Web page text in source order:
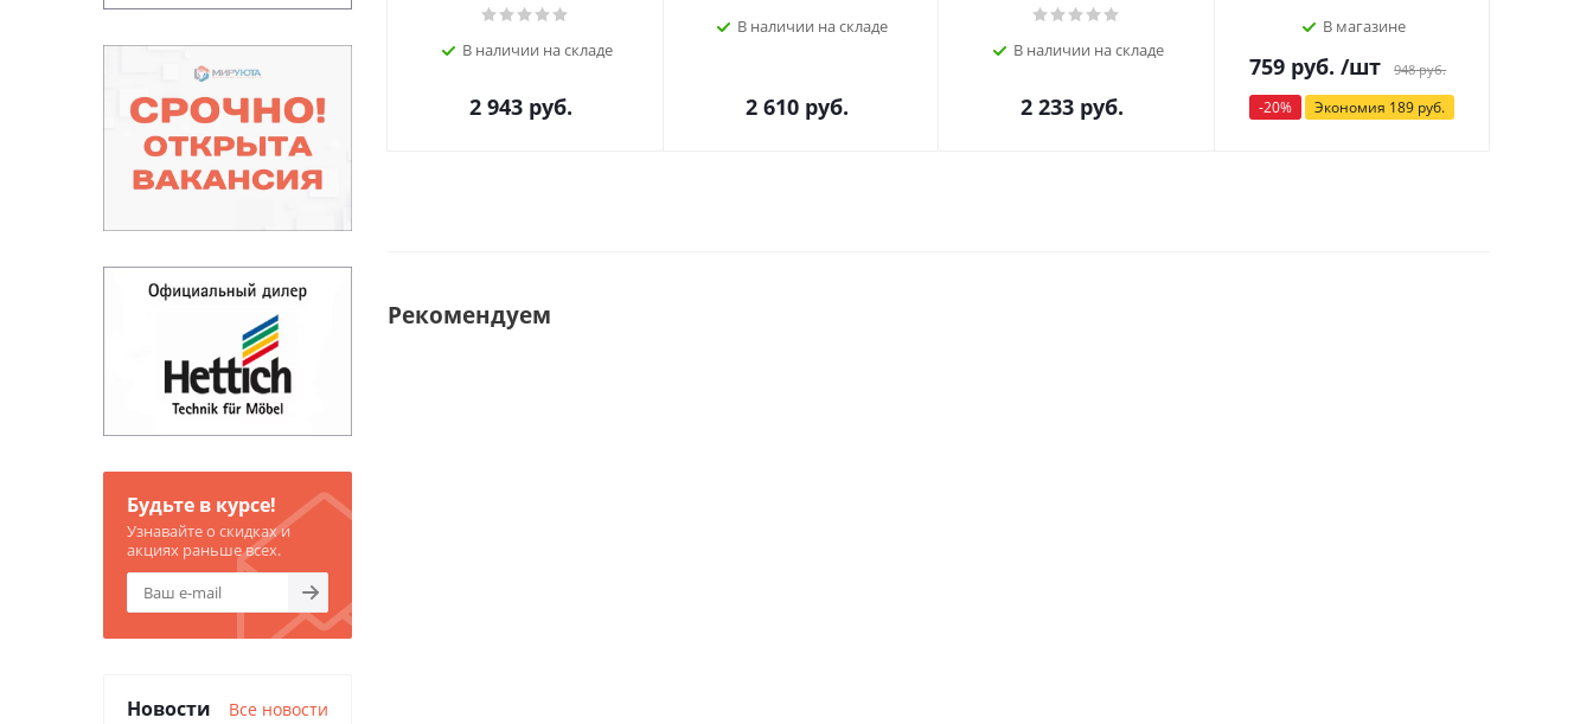
В наличии на складе
2 943 руб.
В наличии на складе
2 610руб.
В наличии на складе
2 233 руб.
В магазине
759 руб. /шт 948руб.
-20% Экономия 189 руб.
Рекомендуем
Будьте в курсе!
Узнавайте о скидках и
акциях раньше всех.
Новости Все новости